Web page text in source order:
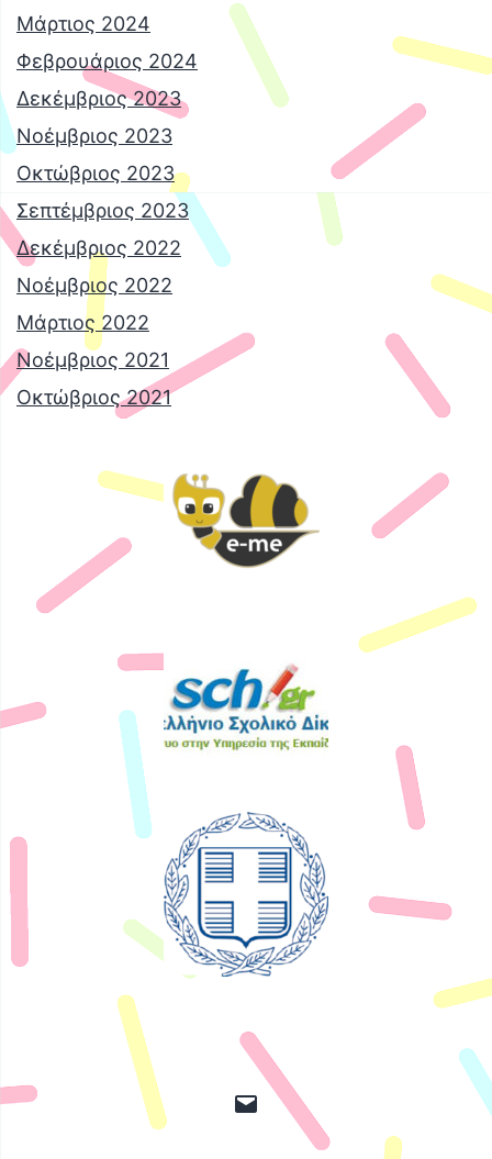
Μάρτιος 2024
Φεβρουάριος 2024
Δεκέμβριος 2023
Νοέμβριος 2023
Οκτώβριος 2023
Σεπτέμβριος 2023
Δεκέμβριος 2022
Νοέμβριος 2022
Μάρτιος 2022
Νοέμβριος 2021
Οκτώβριος 2021
Διεύθυνση